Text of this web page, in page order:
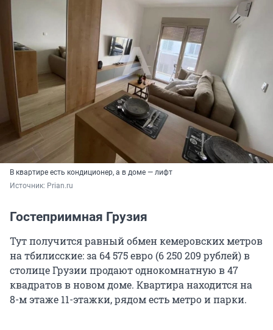
В квартире есть кондиционер, а в доме — лифт
Источник: Prian.ru
Гостеприимная Грузия
Тут получится равный обмен кемеровских метров
на тбилисские: за 64 575 евро (6 250 209 рублей) в
столице Грузии продают однокомнатную в 47
квадратов в новом доме. Квартира находится на
8-м этаже 11-этажки, рядом есть метро и парки.